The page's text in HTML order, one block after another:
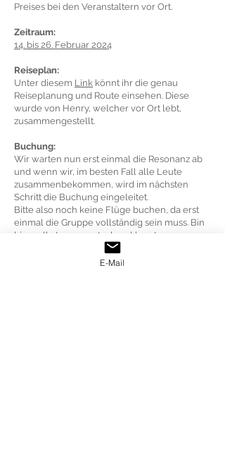
Preises bei den Veranstaltern vor Ort.
Zeitraum:
14. bis 26. Februar 2024
Reiseplan:
Unter diesem Link könnt ihr die genau
Reiseplanung und Route einsehen. Diese
wurde von Henry, welcher vor Ort lebt,
zusammengestellt.
Buchung:
Wir warten nun erst einmal die Resonanz ab
und wenn wir, im besten Fall alle Leute
zusammenbekommen, wird im nächsten
Schritt die Buchung eingeleitet.
Bitte also noch keine Flüge buchen, da erst
einmal die Gruppe vollständig sein muss. Bin
hier selbst gespannt, ob es klappt.
Falls ihr euch jedoch direkt anmelden
E-Mail